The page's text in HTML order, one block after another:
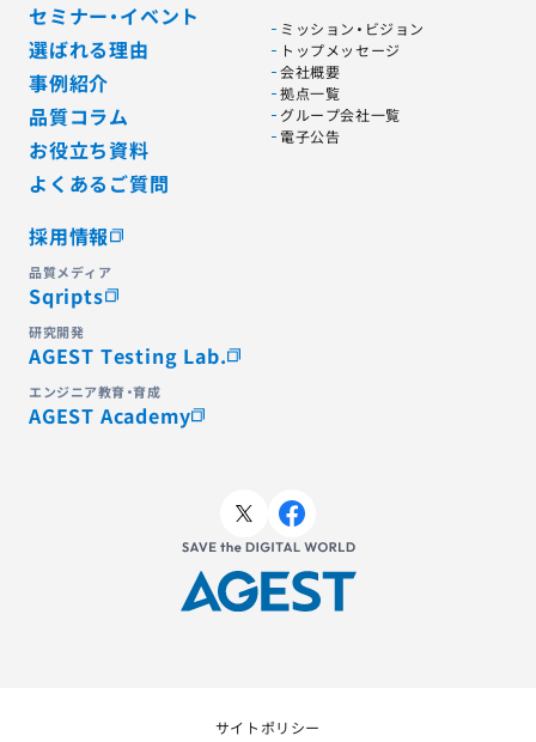
セミナー・イベント
選ばれる理由
事例紹介
品質コラム
お役立ち資料
よくあるご質問
ミッション・ビジョン
トップメッセージ
会社概要
拠点一覧
グループ会社一覧
電子公告
採用情報
品質メディア
Sqripts
研究開発
AGEST Testing Lab.
エンジニア教育・育成
AGEST Academy
サイトポリシー